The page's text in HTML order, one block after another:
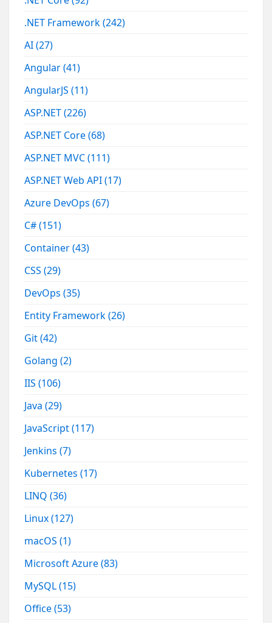
.NET Framework(242)
AI(27)
Angular(41)
AngularJS(11)
ASP.NET(226)
ASP.NET Core(68)
ASP.NET MVC(111)
ASP.NET Web API(17)
Azure DevOps(67)
C#(151)
Container(43)
CSS(29)
DevOps(35)
Entity Framework(26)
Git(42)
Golang(2)
IIS(106)
Java(29)
JavaScript(117)
Jenkins(7)
Kubernetes(17)
LINQ(36)
Linux(127)
macOS(1)
Microsoft Azure(83)
MySQL(15)
Office(53)